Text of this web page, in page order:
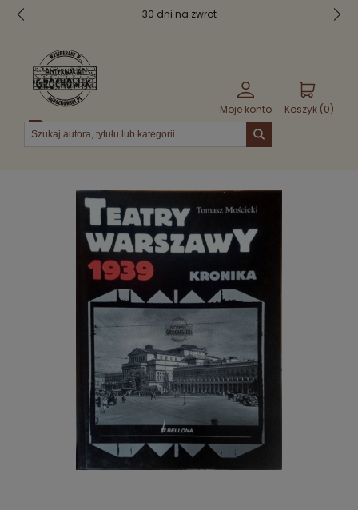
30 dni na zwrot
Moje konto Koszyk (0)
Menu